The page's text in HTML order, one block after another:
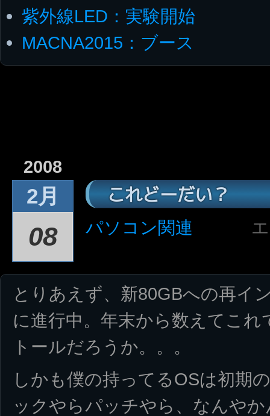
紫外線LED：実験開始
MACNA2015：ブース
2008
2月
08
これどーだい？
パソコン関連
とりあえず、新80GBへの再イ
に進行中。年末から数えてこ
トールだろうか。。。
しかも僕の持ってるOSは初期
ックやらパッチやら、なんや